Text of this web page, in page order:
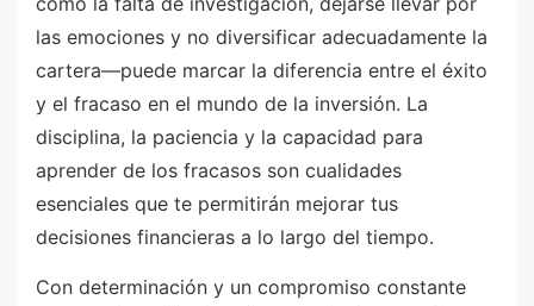
las emociones y no diversificar adecuadamente la
cartera—puede marcar la diferencia entre el éxito
y el fracaso en el mundo de la inversión. La
disciplina, la paciencia y la capacidad para
aprender de los fracasos son cualidades
esenciales que te permitirán mejorar tus
decisiones financieras a lo largo del tiempo.
Con determinación y un compromiso constante